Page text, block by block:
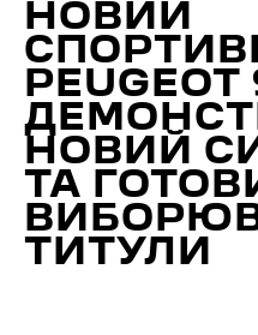
НОВИЙ
PEUGEOT
НОВИЙ
ТА
ТИТУЛИ